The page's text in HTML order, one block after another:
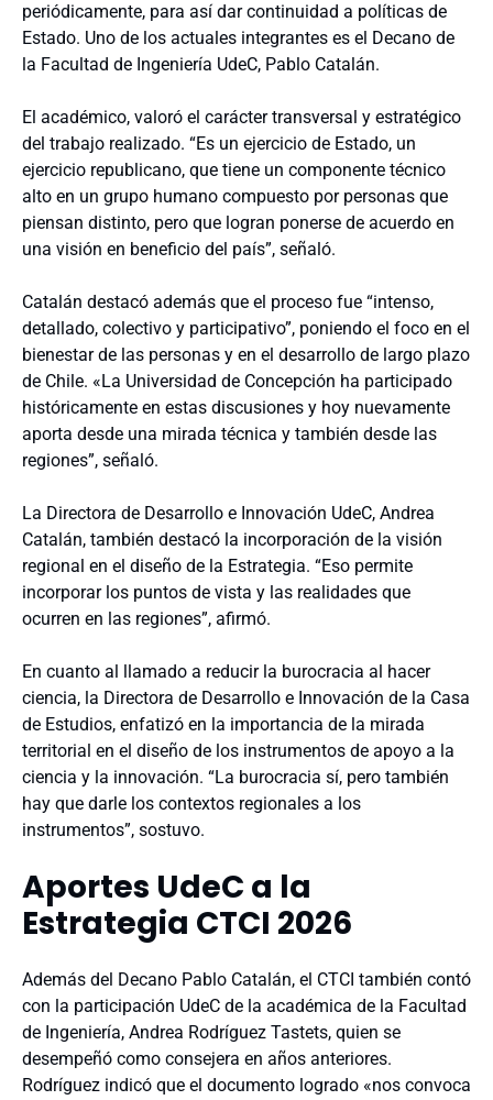
periódicamente, para así dar continuidad a políticas de
Estado. Uno de los actuales integrantes es el Decano de
la Facultad de Ingeniería UdeC, Pablo Catalán.
El académico, valoró el carácter transversal y estratégico
del trabajo realizado. “Es un ejercicio de Estado, un
ejercicio republicano, que tiene un componente técnico
alto en un grupo humano compuesto por personas que
piensan distinto, pero que logran ponerse de acuerdo en
una visión en beneficio del país”, señaló.
Catalán destacó además que el proceso fue “intenso,
detallado, colectivo y participativo”, poniendo el foco en el
bienestar de las personas y en el desarrollo de largo plazo
de Chile. «La Universidad de Concepción ha participado
históricamente en estas discusiones y hoy nuevamente
aporta desde una mirada técnica y también desde las
regiones”, señaló.
La Directora de Desarrollo e Innovación UdeC, Andrea
Catalán, también destacó la incorporación de la visión
regional en el diseño de la Estrategia. “Eso permite
incorporar los puntos de vista y las realidades que
ocurren en las regiones”, afirmó.
En cuanto al llamado a reducir la burocracia al hacer
ciencia, la Directora de Desarrollo e Innovación de la Casa
de Estudios, enfatizó en la importancia de la mirada
territorial en el diseño de los instrumentos de apoyo a la
ciencia y la innovación. “La burocracia sí, pero también
hay que darle los contextos regionales a los
instrumentos”, sostuvo.
Aportes UdeC a la
Estrategia CTCI 2026
Además del Decano Pablo Catalán, el CTCI también contó
con la participación UdeC de la académica de la Facultad
de Ingeniería, Andrea Rodríguez Tastets, quien se
desempeñó como consejera en años anteriores.
Rodríguez indicó que el documento logrado «nos convoca